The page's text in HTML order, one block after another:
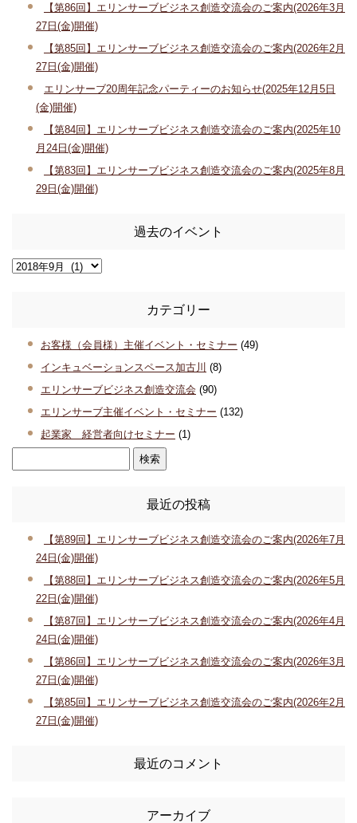
【第86回】エリンサーブビジネス創造交流会のご案内(2026年3月
27日(金)開催)
【第85回】エリンサーブビジネス創造交流会のご案内(2026年2月
27日(金)開催)
エリンサーブ20周年記念パーティーのお知らせ(2025年12月5日
(金)開催)
【第84回】エリンサーブビジネス創造交流会のご案内(2025年10
月24日(金)開催)
【第83回】エリンサーブビジネス創造交流会のご案内(2025年8月
29日(金)開催)
過去のイベント
カテゴリー
お客様（会員様）主催イベント・セミナー (49)
インキュベーションスペース加古川 (8)
エリンサーブビジネス創造交流会 (90)
エリンサーブ主催イベント・セミナー (132)
起業家 経営者向けセミナー (1)
最近の投稿
【第89回】エリンサーブビジネス創造交流会のご案内(2026年7月
24日(金)開催)
【第88回】エリンサーブビジネス創造交流会のご案内(2026年5月
22日(金)開催)
【第87回】エリンサーブビジネス創造交流会のご案内(2026年4月
24日(金)開催)
【第86回】エリンサーブビジネス創造交流会のご案内(2026年3月
27日(金)開催)
【第85回】エリンサーブビジネス創造交流会のご案内(2026年2月
27日(金)開催)
最近のコメント
アーカイブ